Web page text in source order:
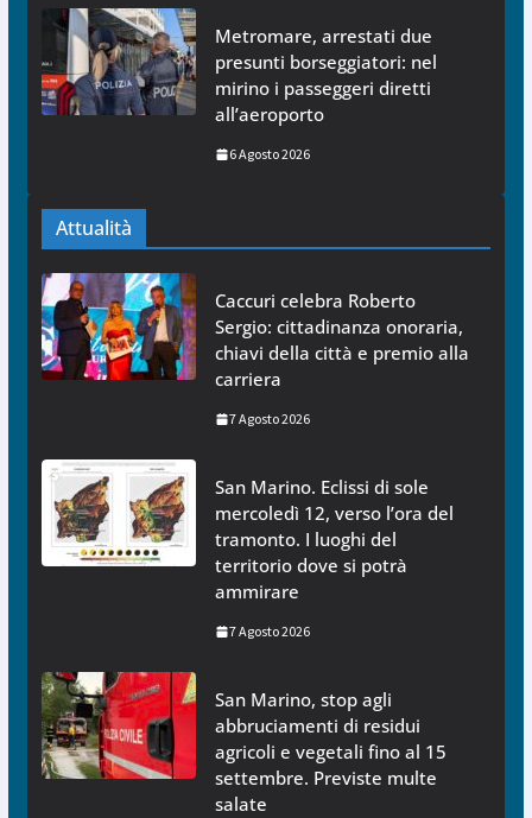
Metromare, arrestati due
presunti borseggiatori: nel
mirino i passeggeri diretti
all’aeroporto
6 Agosto 2026
Attualità
Caccuri celebra Roberto
Sergio: cittadinanza onoraria,
chiavi della città e premio alla
carriera
7 Agosto 2026
San Marino. Eclissi di sole
mercoledì 12, verso l’ora del
tramonto. I luoghi del
territorio dove si potrà
ammirare
7 Agosto 2026
San Marino, stop agli
abbruciamenti di residui
agricoli e vegetali fino al 15
settembre. Previste multe
salate